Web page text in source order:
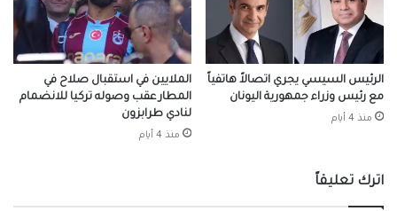
الرئيس السيسي يجري اتصالاً هاتفياً
مع رئيس وزراء جمهورية اليونان
منذ 4 أيام
الملايين في استقبال صلاح في
المطار عقب وصوله تركيا للانضمام
لنادي طرابزون
منذ 4 أيام
اترك تعليقاً